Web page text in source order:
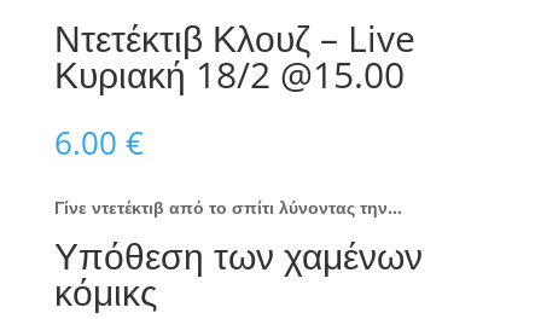
Ντετέκτιβ Κλουζ – Live
Κυριακή 18/2 @15.00
6.00 €
Γίνε ντετέκτιβ από το σπίτι λύνοντας την…
Υπόθεση των χαμένων
κόμικς